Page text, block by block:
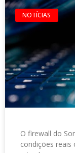
NOTÍCIAS
O firewall do
condições reais